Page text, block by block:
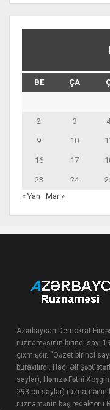
BE ÇA
2 3 4
9 10
16 17
23 24
« Yan
Mar »
Azərbaycan Demokrat
ruznaməsinin birinci sayı
çıxmışdır. “Qəzet birinci
buraxılırdı. Hacı Əli
saylar), Həmzə Fəthi
293-cü saylar) ruznamənin
ruznamənin baş redaktoru